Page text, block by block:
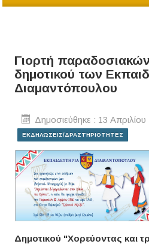
Γιορτή
δημοτικού των
Διαμαντόπουλου
Δημοσιεύθηκε : 13 Απριλίου
ΕΚΔΗΛΩΣΕΙΣ/ΔΡΑΣΤΗΡΙΟΤΗΤΕΣ
Δημοτικού "Χορεύοντας και